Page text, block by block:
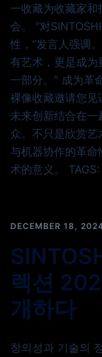
一收藏为收藏家
会。 “对
性，”发言人强调
有艺术，更是成为
一部分。” 成为革
裸像收藏邀请您见
未来创新结合在
众。不只是欣赏
与机器协作的革命
术的意义。
DECEMBER 18,
렉션
개하다
창의성과 기술의